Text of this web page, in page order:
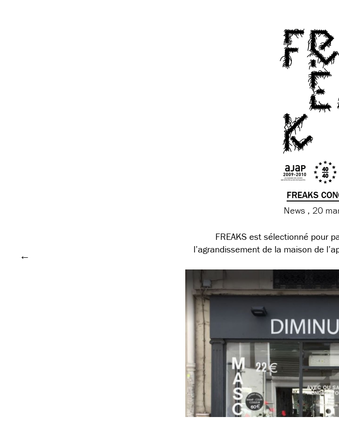
FREAKS
News
20
FREAKS est sélectionné pour
l’agrandissement de la maison de